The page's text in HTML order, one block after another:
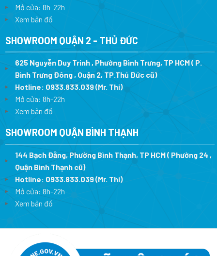
Mở cửa: 8h-22h
Xem bản đồ
SHOWROOM QUẬN 2 - THỦ ĐỨC
625 Nguyễn Duy Trinh , Phường Bình Trưng, TP HCM ( P.
Bình Trưng Đông , Quận 2, TP.Thủ Đức cũ)
Hotline: 0933.833.039(Mr. Thi)
Mở cửa: 8h-22h
Xem bản đồ
SHOWROOM QUẬN BÌNH THẠNH
144 Bạch Đằng, Phường Bình Thạnh, TP HCM ( Phường 24 ,
Quận Bình Thạnh cũ)
Hotline: 0933.833.039(Mr. Thi)
Mở cửa: 8h-22h
Xem bản đồ